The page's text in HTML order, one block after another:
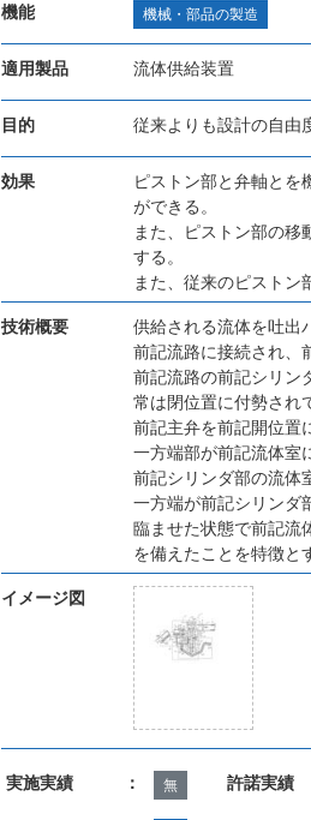
機能 機械・部品の製造
適用製品 流体供給装置
目的 従来よりも設計の自由
効果
ピストン部と弁軸とを
ができる。
また、ピストン部の移
する。
また、従来のピストン
技術概要
供給される流体を吐出
前記流路に接続され、
前記流路の前記シリン
常は閉位置に付勢され
前記主弁を前記開位置
一方端部が前記流体室
前記シリンダ部の流体
一方端が前記シリンダ
臨ませた状態で前記流
を備えたことを特徴と
イメージ図
実施実績 ： 無 許諾実績